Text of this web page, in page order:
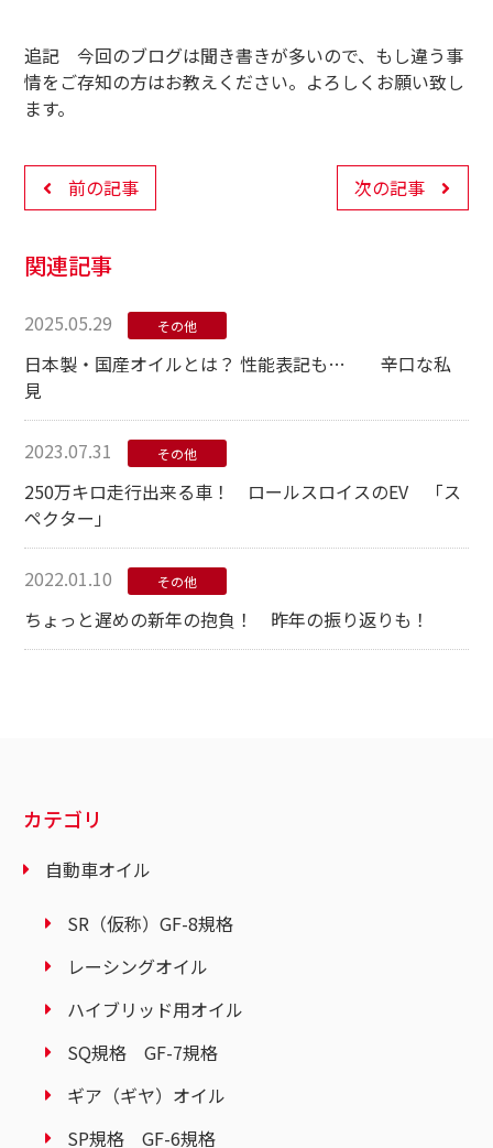
追記 今回のブログは聞き書きが多いので、もし違う事
情をご存知の方はお教えください。よろしくお願い致し
ます。
前の記事 次の記事
関連記事
2025.05.29 その他
日本製・国産オイルとは？ 性能表記も… 辛口な私
見
2023.07.31 その他
250万キロ走行出来る車！ ロールスロイスのEV 「ス
ペクター」
2022.01.10 その他
ちょっと遅めの新年の抱負！ 昨年の振り返りも！
カテゴリ
自動車オイル
SR（仮称）GF-8規格
レーシングオイル
ハイブリッド用オイル
SQ規格 GF-7規格
ギア（ギヤ）オイル
SP規格 GF-6規格